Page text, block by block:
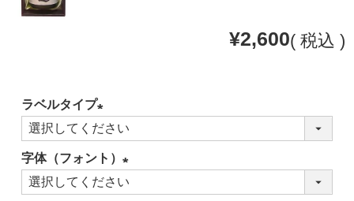
¥2,600 税込
ラベルタイプ
(必
須)
字体（フォント）
(必